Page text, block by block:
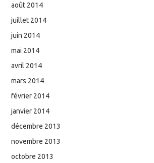
août 2014
juillet 2014
juin 2014
mai 2014
avril 2014
mars 2014
février 2014
janvier 2014
décembre 2013
novembre 2013
octobre 2013